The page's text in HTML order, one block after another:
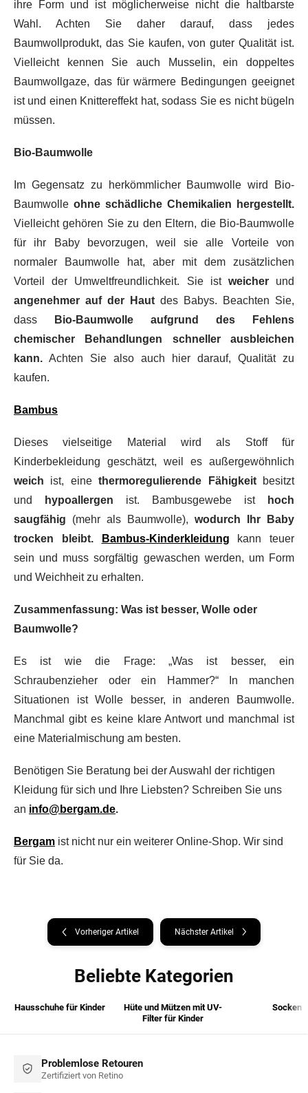
ihre Form und ist möglicherweise nicht die haltbarste
Wahl. Achten Sie daher darauf, dass jedes
Baumwollprodukt, das Sie kaufen, von guter Qualität ist.
Vielleicht kennen Sie auch Musselin, ein doppeltes
Baumwollgaze, das für wärmere Bedingungen geeignet
ist und einen Knittereffekt hat, sodass Sie es nicht bügeln
müssen.
Bio-Baumwolle
Im Gegensatz zu herkömmlicher Baumwolle wird Bio-
Baumwolle ohne schädliche Chemikalien hergestellt.
Vielleicht gehören Sie zu den Eltern, die Bio-Baumwolle
für ihr Baby bevorzugen, weil sie alle Vorteile von
normaler Baumwolle hat, aber mit dem zusätzlichen
Vorteil der Umweltfreundlichkeit. Sie ist weicherund
angenehmer auf der Haut des Babys. Beachten Sie,
dass
Bio-Baumwolle aufgrund des Fehlens
chemischer Behandlungen schneller ausbleichen
kann. Achten Sie also auch hier darauf, Qualität zu
kaufen.
Bambus
Dieses vielseitige Material wird als Stoff für
Kinderbekleidung geschätzt, weil es außergewöhnlich
weich ist, einethermoregulierende Fähigkeitbesitzt
und
hypoallergen ist. Bambusgewebe ist
hoch
saugfähig (mehr als Baumwolle), wodurch Ihr Baby
trocken bleibt.
Bambus-Kinderkleidung kann teuer
sein und muss sorgfältig gewaschen werden, um Form
und Weichheit zu erhalten.
Zusammenfassung: Was ist besser, Wolle oder
Baumwolle?
Es ist wie die Frage: „Was ist besser, ein
Schraubenzieher oder ein Hammer?“ In manchen
Situationen ist Wolle besser, in anderen Baumwolle.
Manchmal gibt es keine klare Antwort und manchmal ist
eine Materialmischung am besten.
Benötigen Sie Beratung bei der Auswahl der richtigen
Kleidung für sich und Ihre Liebsten? Schreiben Sie uns
an info@bergam.de.
Bergam ist nicht nur ein weiterer Online-Shop. Wir sind
für Sie da.
Vorheriger Artikel Nächster Artikel
Beliebte Kategorien
Hausschuhe für Kinder
Hüte und Mützen mit UV-
Filter für Kinder
Socken
Problemlose Retouren
Zertifiziert von Retino